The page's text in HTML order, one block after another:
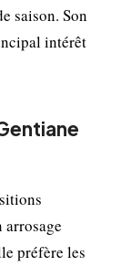
saison. Son
intérêt
préfère les